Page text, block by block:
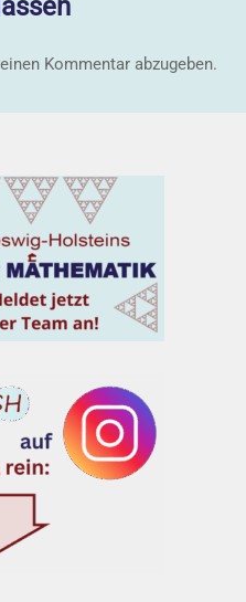
Kommentar abzugeben.